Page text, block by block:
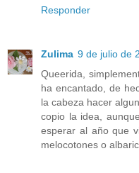
Responder
Zulima 9 de julio de
Queerida,
ha encantado, de
la cabeza hacer
copio la idea,
esperar al año que
melocotones o